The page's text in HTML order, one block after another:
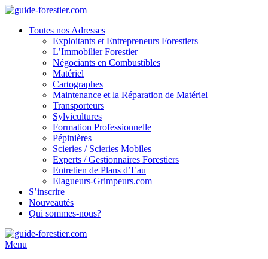
Toutes nos Adresses
Exploitants et Entrepreneurs Forestiers
L’Immobilier Forestier
Négociants en Combustibles
Matériel
Cartographes
Maintenance et la Réparation de Matériel
Transporteurs
Sylvicultures
Formation Professionnelle
Pépinières
Scieries / Scieries Mobiles
Experts / Gestionnaires Forestiers
Entretien de Plans d’Eau
Elagueurs-Grimpeurs.com
S’inscrire
Nouveautés
Qui sommes-nous?
Menu